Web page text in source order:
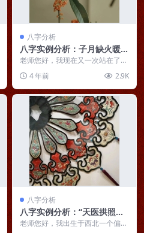
八字分析
八字实例分析：子月缺火暖局
生身的女命，先经钱难后经情
难
老师您好，我现在又一次站在了人
师指点，非常谢谢！ ...
4 年前 2.9K
八字分析
八字实例分析：“天医拱照，
可为良医”，适合从医的女命
老师您好，我出生于西北一个偏远